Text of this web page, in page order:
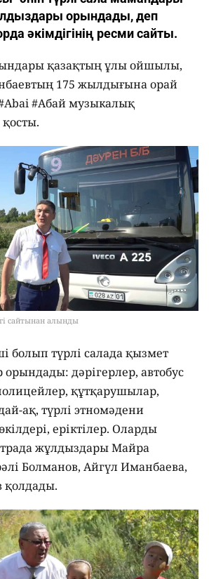
орындады, деп
әкімдігінің ресми сайты.
қазақтың ұлы ойшылы,
175 жылдығына орай
#Абай музыкалық
сайтынан алынды
болып түрлі салада қызмет
дәрігерлер, автобус
құтқарушылар,
ақ, түрлі этномәдени
еріктілер. Оларды
жұлдыздары Майра
Болманов, Айгүл Иманбаева,
қолдады.